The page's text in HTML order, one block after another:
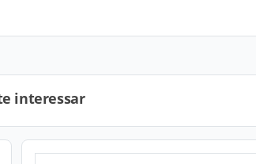
interessar